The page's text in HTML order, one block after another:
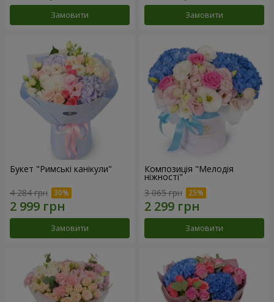
Замовити Замовити
Букет "Римські канікули"
4 284 грн
Замовити
Композиція "Мелодія
ніжності"
3 065 грн
Замовити